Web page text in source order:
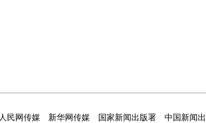
人民网传媒 新华网传媒 国家新闻出版署
中国新闻